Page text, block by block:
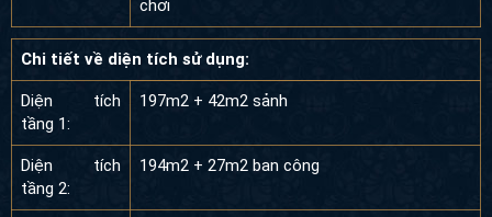
Chi tiết về diện tích sử dụng:
Diện tích tầng
1:
197m2 + 42m2 sảnh
Diện tích tầng
2:
Diện tích tầng
3: